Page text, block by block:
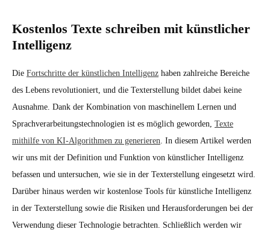
Kostenlos Texte schreiben mit künstlicher
Intelligenz
Die Fortschritte der künstlichen Intelligenz haben zahlreiche Bereiche
des Lebens revolutioniert, und die Texterstellung bildet dabei keine
Ausnahme. Dank der Kombination von maschinellem Lernen und
Sprachverarbeitungstechnologien ist es möglich geworden, Texte
mithilfe von KI-Algorithmen zu generieren. In diesem Artikel werden
wir uns mit der Definition und Funktion von künstlicher Intelligenz
befassen und untersuchen, wie sie in der Texterstellung eingesetzt wird.
Darüber hinaus werden wir kostenlose Tools für künstliche Intelligenz
in der Texterstellung sowie die Risiken und Herausforderungen bei der
Verwendung dieser Technologie betrachten. Schließlich werden wir